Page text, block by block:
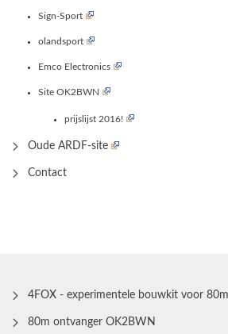
Sign-Sport
olandsport
Emco Electronics
Site OK2BWN
prijslijst 2016!
Oude ARDF-site
Contact
4FOX - experimentele bouwkit voor
80m ontvanger OK2BWN